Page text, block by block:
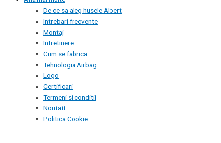
De ce sa aleg husele Albert
Intrebari frecvente
Montaj
Intretinere
Cum se fabrica
Tehnologia Airbag
Logo
Certificari
Termeni si conditii
Noutati
Politica Cookie